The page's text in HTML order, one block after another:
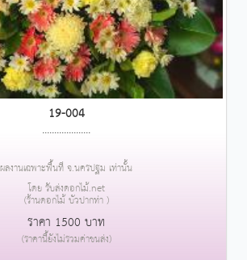
19-004
....................
ผลงานเฉพาะพื้นที่ จ.นครปฐม เท่านั้น
โดย รับส่งดอกไม้.net
(ร้านดอกไม้ บัวปากท่า )
ราคา 1500 บาท
(ราคานี้ยังไม่รวมค่าขนส่ง)